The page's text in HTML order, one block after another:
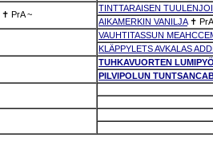
✝ PrA ~
TINTTARAISEN
AIKAMERKIN VANILJA✝ PrA
VAUHTITASSUN
KLÄPPYLETS AVKALAS ADDI
TUHKAVUORTEN
PILVIPOLUN